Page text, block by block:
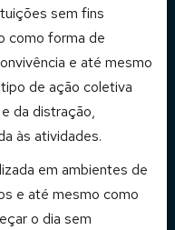
sem fins
como forma de
e até mesmo
de ação coletiva
da distração,
às atividades.
em ambientes de
e até mesmo como
o dia sem